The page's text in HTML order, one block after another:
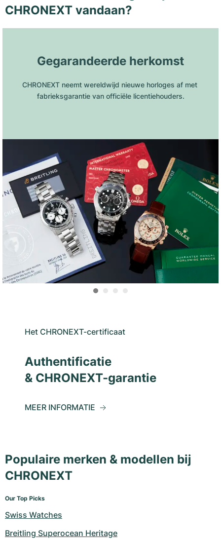
CHRONEXT vandaan?
Gegarandeerde herkomst
CHRONEXT neemt wereldwijd nieuwe horloges af met
fabrieksgarantie van officiële licentiehouders.
Het CHRONEXT-certificaat
Authentificatie
& CHRONEXT-garantie
MEER INFORMATIE
Populaire merken & modellen bij
CHRONEXT
Our Top Picks
Swiss Watches
Breitling Superocean Heritage